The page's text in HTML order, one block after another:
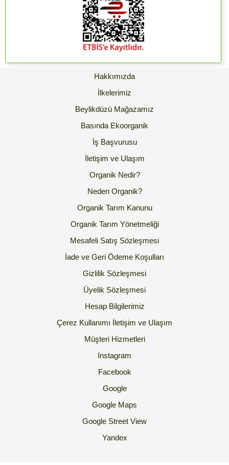
Hakkımızda
İlkelerimiz
Beylikdüzü Mağazamız
Basında Ekoorganik
İş Başvurusu
İletişim ve Ulaşım
Organik Nedir?
Neden Organik?
Organik Tarım Kanunu
Organik Tarım Yönetmeliği
Mesafeli Satış Sözleşmesi
İade ve Geri Ödeme Koşulları
Gizlilik Sözleşmesi
Üyelik Sözleşmesi
Hesap Bilgilerimiz
Çerez Kullanımı İletişim ve Ulaşım
Müşteri Hizmetleri
Instagram
Facebook
Google
Google Maps
Google Street View
Yandex